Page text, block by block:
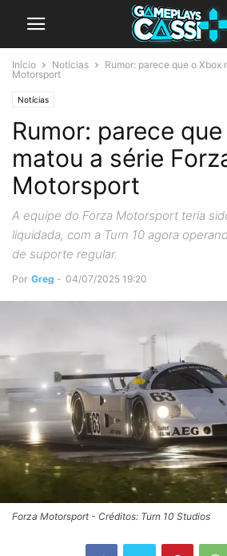
Início Notícias
Rumor: parece que o Xbox
Motorsport
Notícias
Rumor: parece
matou a série
Motorsport
A equipe do Forza Motorsport teria
liquidada, com a Turn 10 agora
de suporte regular.
Por Greg - 04/07/2025 19:20
Forza Motorsport - Créditos: Turn 10 Studios